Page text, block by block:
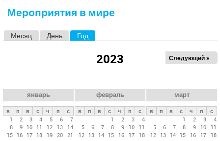
Мероприятия в мире
е
в
Месяц День Год
2023 Следующий »
январь
в п в с ч п
с
1
2 3 4 5 6
7
8
9 10 11 12 13
14
15 16 17 18 19 20 21
февраль
в п в с ч п
с
1
2 3
4
5
6 7 8 9 10
11
12 13 14 15 16 17
18
март
в п в с ч п
с
1
2 3
4
5
6 7 8 9 10
11
12 13 14 15 16 17
18